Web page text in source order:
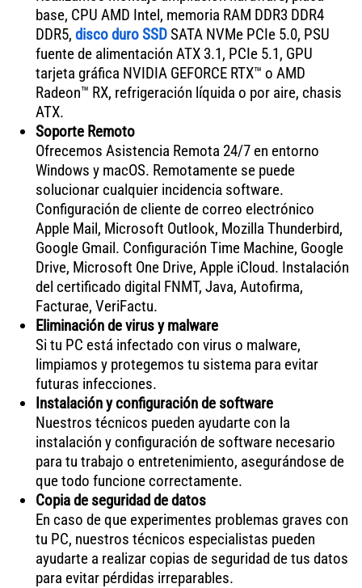
base, CPU AMD Intel, memoria RAM DDR3 DDR4
DDR5, disco duro SSDSATA NVMe PCIe 5.0, PSU
fuente de alimentación ATX 3.1, PCIe 5.1, GPU
tarjeta gráfica NVIDIA GEFORCE RTX™ o AMD
Radeon™ RX, refrigeración líquida o por aire, chasis
ATX.
Soporte Remoto
Ofrecemos Asistencia Remota 24/7 en entorno
Windows y macOS. Remotamente se puede
solucionar cualquier incidencia software.
Configuración de cliente de correo electrónico
Apple Mail, Microsoft Outlook, Mozilla Thunderbird,
Google Gmail. Configuración Time Machine, Google
Drive, Microsoft One Drive, Apple iCloud. Instalación
del certificado digital FNMT, Java, Autofirma,
Facturae, VeriFactu.
Eliminación de virus y malware
Si tu PC está infectado con virus o malware,
limpiamos y protegemos tu sistema para evitar
futuras infecciones.
Instalación y configuración de software
Nuestros técnicos pueden ayudarte con la
instalación y configuración de software necesario
para tu trabajo o entretenimiento, asegurándose de
que todo funcione correctamente.
Copia de seguridad de datos
En caso de que experimentes problemas graves con
tu PC, nuestros técnicos especialistas pueden
ayudarte a realizar copias de seguridad de tus datos
para evitar pérdidas irreparables.